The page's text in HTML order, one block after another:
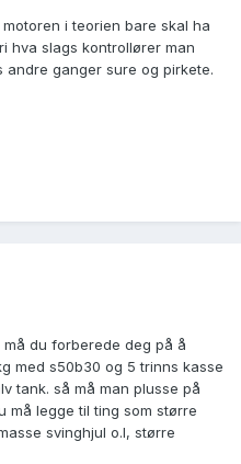
i teorien bare skal ha
hva slags kontrollører man
ganger sure og pirkete.
du forberede deg på å
med s50b30 og 5 trinns kasse
tank. så må man plusse på
må legge til ting som større
svinghjul o.l, større